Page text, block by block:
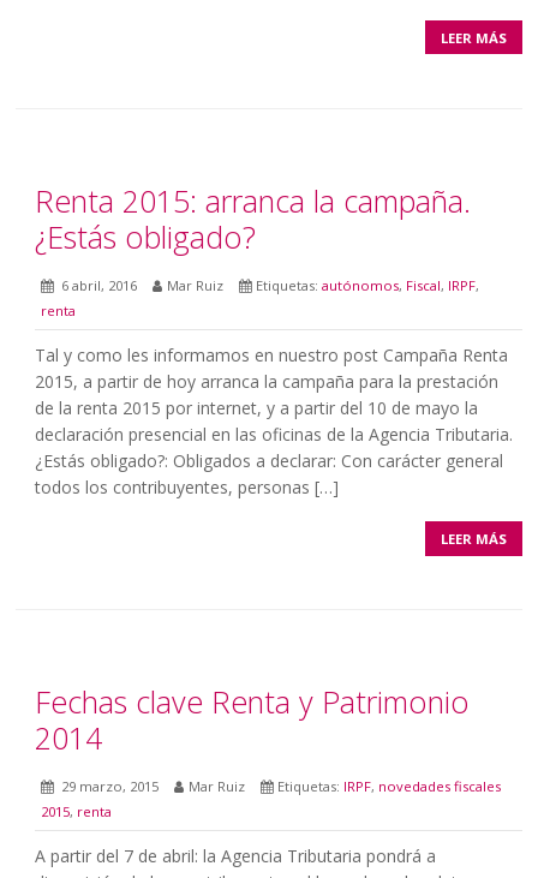
LEER MÁS
Renta 2015: arranca la campaña.
¿Estás obligado?
6 abril, 2016 Mar Ruiz Etiquetas:autónomos, Fiscal, IRPF,
renta
Tal y como les informamos en nuestro post Campaña Renta
2015, a partir de hoy arranca la campaña para la prestación
de la renta 2015 por internet, y a partir del 10 de mayo la
declaración presencial en las oficinas de la Agencia Tributaria.
¿Estás obligado?: Obligados a declarar: Con carácter general
todos los contribuyentes, personas […]
LEER MÁS
Fechas clave Renta y Patrimonio
2014
29 marzo, 2015 Mar Ruiz Etiquetas: IRPF, novedades fiscales
2015, renta
A partir del 7 de abril: la Agencia Tributaria pondrá a